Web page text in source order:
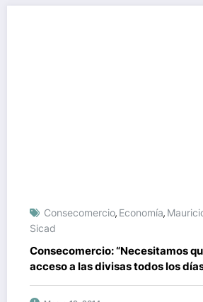
Consecomercio, Economía,
Sicad
Consecomercio: “Necesitamos
acceso a las divisas todos los